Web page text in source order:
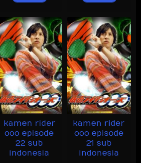
kamen rider
ooo episode
22 sub
indonesia
kamen rider
ooo episode
21 sub
indonesia